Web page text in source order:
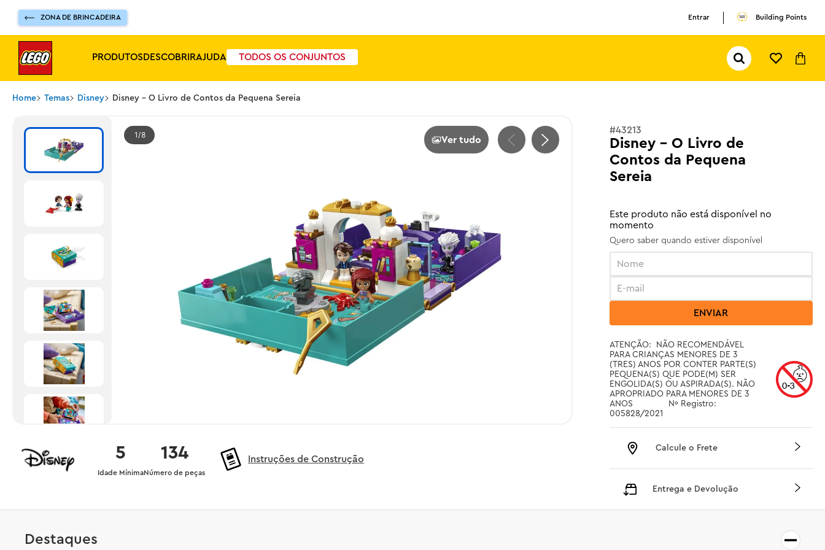
ZONA DE BRINCADEIRA Entrar Building Points
PRODUTOSDESCOBRIRAJUDA TODOS OS CONJUNTOS
Pesquisar...
Home Temas Disney Disney - O Livro de Contos da Pequena Sereia
1 8 Ver tudo
134
Número de peças
5
Idade Mínima
Instruções de Construção
#43213
Disney - O Livro de
Contos da Pequena
Sereia
Este produto não está disponível no
momento
Quero saber quando estiver disponível
ENVIAR
ATENÇÃO:  NÃO RECOMENDÁVEL
PARA CRIANÇAS MENORES DE 3
(TRES) ANOS POR CONTER PARTE(S)
PEQUENA(S) QUE PODE(M) SER
ENGOLIDA(S) OU ASPIRADA(S). NÃO
APROPRIADO PARA MENORES DE 3
ANOS		Nº Registro:
005828/2021
Calcule o Frete
Entrega e Devolução
Destaques
TERMOS MAIS BUSCADOS
copa mundo